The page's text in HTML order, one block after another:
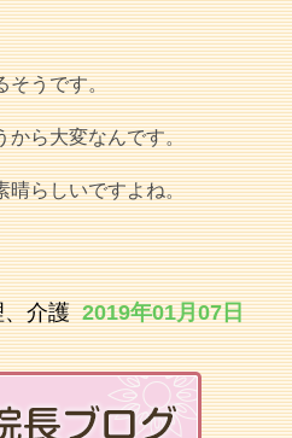
そうです。
から大変なんです。
晴らしいですよね。
介護 2019年01月07日